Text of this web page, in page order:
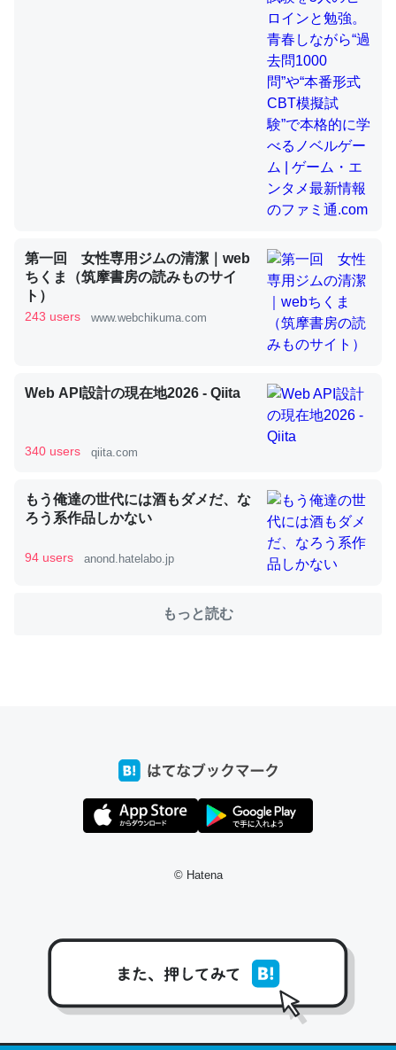
論文では「淡水はカルシウムも酸素も不足してて両方に不
利だから両方が拮抗してるのでは」とあって面白い。海に
いる鋏角類（カブトガニ・ウミグモ）はカルシウムを使わ
ずキチンを強化してる筈だが、酵素が違うのか？
─ニュース :: 【研究発表】昆虫学の大問題＝「昆虫はなぜ海にいな
これを元に考えるとカルシウムを大量に使う脊椎動物と貝
類は苦労してるんだな…。腹足類だと殻を無くしてナメク
─ニュース :: 【研究発表】昆虫学の大問題＝「昆虫はなぜ海にいな
いのか」に関する新仮説
ウチもEchoを実家に置いて４年。でたまに覗いてる。ぼ
ちぼちRingも置こうかと画策中。あと、Googleマップで
位置情報を共有してる。電池残量や充電中かが分かるので
コミュニケーションが劇的に変化した｜tayorini by LIFULL介護
り時間を日数にすると1週間とかの人が多いそうだけど、
それを実質100倍以上に伸ばす効果があるはず……
─たまにLINEするくらいだった遠方の父67歳と僕。ITツール導入で
コミュニケーションが劇的に変化した｜tayorini by LIFULL介護
私も3年前ぐらいに祖母の家に設置した。ポケットWifiみ
たいなのでネット環境作ったけどAlexaしか使わないので
回線代ほとんどかからないですよ。参考：
https://toyoshi.hatenablog.com/entry/2019/05/15/1805
第一回 女性専用ジムの清潔｜web
ちくま（筑摩書房の読みものサイ
ト）
243 users www.webchikuma.com
Web API設計の現在地2026 - Qiita
340 users qiita.com
もう俺達の世代には酒もダメだ、な
ろう系作品しかない
94 users anond.hatelabo.jp
もっと読む
© Hatena